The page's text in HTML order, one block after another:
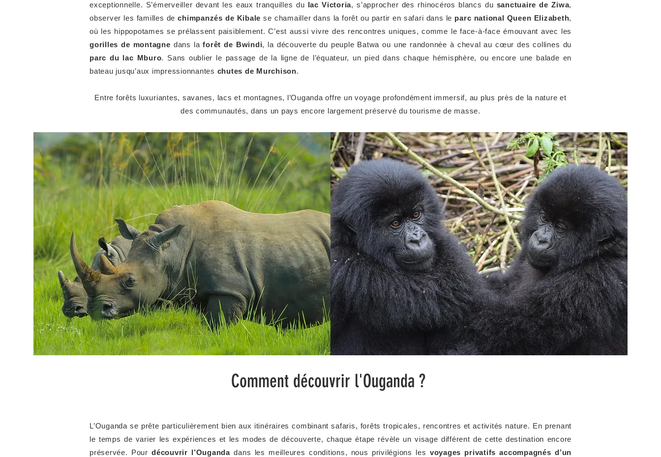
exceptionnelle. S’émerveiller devant les eaux tranquilles du lac Victoria, s’approcher des rhinocéros blancs du sanctuaire de Ziwa,
observer les familles dechimpanzés de Kibale se chamailler dans la forêt ou partir en safari dans le parc national Queen Elizabeth,
où les hippopotames se prélassent paisiblement. C’est aussi vivre des rencontres uniques, comme le face-à-face émouvant avec les
gorilles de montagne dans laforêt de Bwindi, la découverte du peuple Batwa ou une randonnée à cheval au cœur des collines du
parc du lac Mburo. Sans oublier le passage de la ligne de l’équateur, un pied dans chaque hémisphère, ou encore une balade en
bateau jusqu’aux impressionnantes chutes de Murchison.
Entre forêts luxuriantes, savanes, lacs et montagnes, l’Ouganda offre un voyage profondément immersif, au plus près de la nature et
des communautés, dans un pays encore largement préservé du tourisme de masse.
Comment découvrir l'Ouganda ?
L’Ouganda se prête particulièrement bien aux itinéraires combinant safaris, forêts tropicales, rencontres et activités nature. En prenant
le temps de varier les expériences et les modes de découverte, chaque étape révèle un visage différent de cette destination encore
préservée. Pourdécouvrir l’Ougandadans les meilleures conditions, nous privilégions les voyages privatifs accompagnés d’un